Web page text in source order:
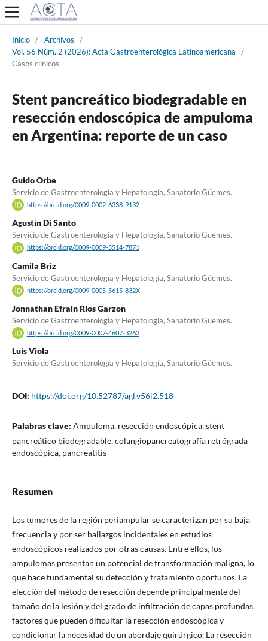
Inicio / Archivos
/
Vol. 56 Núm. 2 (2026): Acta Gastroenterológica Latinoamericana
/
Casos clínicos
Stent pancreático biodegradable en
resección endoscópica de ampuloma
en Argentina: reporte de un caso
Guido Orbe
Servicio de Gastroenterología y Hepatología, Sanatorio Güemes.
https://orcid.org/0009-0002-6338-9132
Agustín Di Santo
Servicio de Gastroenterología y Hepatología, Sanatorio Güemes.
https://orcid.org/0009-0009-5514-7871
Camila Briz
Servicio de Gastroenterología y Hepatología, Sanatorio Güemes.
https://orcid.org/0009-0005-5615-832X
Jonnathan Efrain Rios Garzon
Servicio de Gastroenterología y Hepatología, Sanatorio Güemes.
https://orcid.org/0009-0007-4607-3263
Luis Viola
Servicio de Gastroenterología y Hepatología, Sanatorio Güemes.
DOI: https://doi.org/10.52787/agl.v56i2.518
Palabras clave: Ampuloma, resección endoscópica, stent
pancreático biodegradable, colangiopancreatografía retrógrada
endoscópica, pancreatitis
Resumen
Los tumores de la región periampular se caracterizan por su baja
frecuencia y por ser hallazgos incidentales en estudios
endoscópicos realizados por otras causas. Entre ellos, los
ampulomas presentan un potencial de transformación maligna, lo
que hace fundamental su detección y tratamiento oportunos. La
elección del método de resección depende principalmente del
tamaño de la lesión y del grado de infiltración de capas profundas,
factores que pueden dificultar la resección endoscópica y
condicionar la necesidad de un abordaje quirúrgico. La resección